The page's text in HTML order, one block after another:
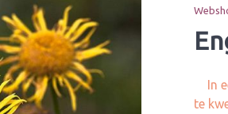
In
te